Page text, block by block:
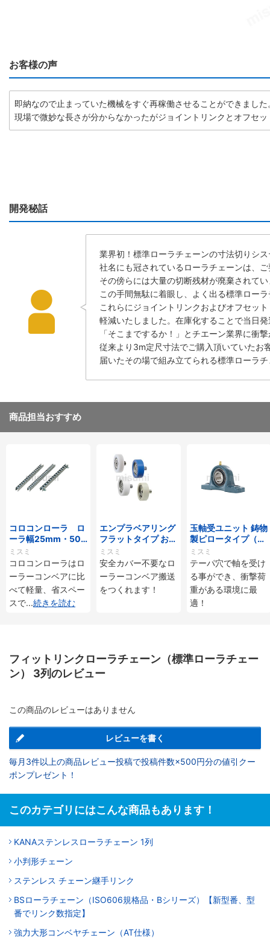
お客様の声
即納なので止まっていた機械をすぐ再稼働させることができました
現場で微妙な長さが分からなかったがジョイントリンクとオフセ
開発秘話
業界初！標準ローラチェーンの寸法切りシ
社名にも冠されているローラチェーンは、
その傍らには大量の切断残材が廃棄されて
この手間無駄に着眼し、よく出る標準ロー
これらにジョイントリンクおよびオフセッ
軽減いたしました。在庫化することで当日
「そこまでするか！」とチエーン業界に衝
従来より3m定尺寸法でご購入頂いていたお
届いたその場で組み立てられる標準ローラ
商品担当おすすめ
コロコンローラ ロ
ーラ幅25mm・50
mmタイプ
ミスミ
コロコンローラはロ
ーラーコンベアに比
べて軽量、省スペー
スで...続きを読む
エンプラベアリング
フラットタイプ おね
じ付
ミスミ
安全カバー不要なロ
ーラーコンベア搬送
をつくれます！
玉軸受ユニット 鋳物
製ピロータイプ（テ
ーパ穴タイプ）
ミスミ
テーパ穴で軸を受け
る事ができ、衝撃荷
重がある環境に最
適！
フィットリンクローラチェーン（標準ローラチェー
ン） 3列のレビュー
この商品のレビューはありません
レビューを書く
毎月3件以上の商品レビュー投稿で投稿件数×500円分の値引クー
ポンプレゼント！
このカテゴリにはこんな商品もあります！
KANAステンレスローラチェーン 1列
小判形チェーン
ステンレス チェーン継手リンク
BSローラチェーン（ISO606規格品・Bシリーズ）【新型番、型
番でリンク数指定】
強力大形コンベヤチェーン（AT仕様）